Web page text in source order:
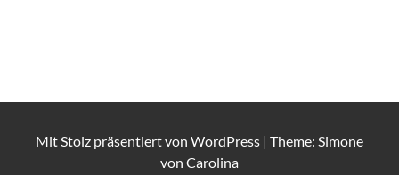
Mit Stolz präsentiert von WordPress | Theme: Simone
von Carolina